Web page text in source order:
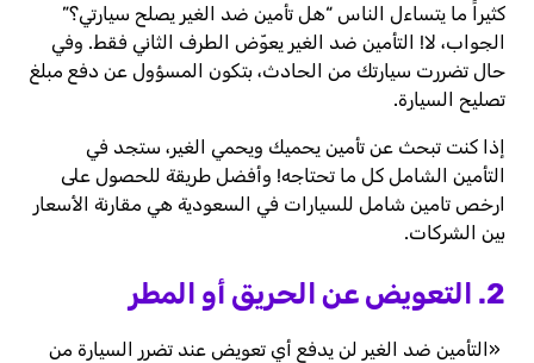
كثيراً ما يتساءل الناس “هل تأمين ضد الغير يصلح سيارتي؟”
الجواب، لا! التأمين ضد الغير يعوّض الطرف الثاني فقط. وفي
حال تضررت سيارتك من الحادث، بتكون المسؤول عن دفع مبلغ
تصليح السيارة.
إذا كنت تبحث عن تأمين يحميك ويحمي الغير، ستجد في
التأمين الشامل كل ما تحتاجه! وأفضل طريقة للحصول على
ارخص تامين شامل للسيارات في السعودية هي مقارنة الأسعار
بين الشركات.
2. التعويض عن الحريق أو المطر
«التأمين ضد الغير لن يدفع أي تعويض عند تضرر السيارة من